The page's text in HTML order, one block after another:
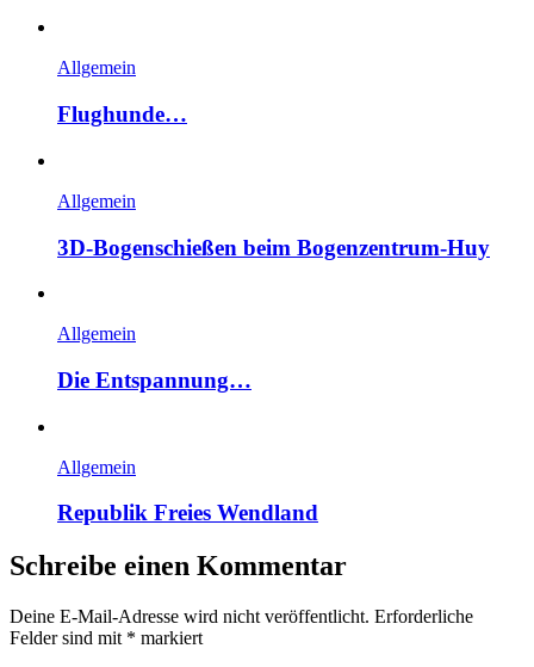
Allgemein
Flughunde…
Allgemein
3D-Bogenschießen beim Bogenzentrum-Huy
Allgemein
Die Entspannung…
Allgemein
Republik Freies Wendland
Schreibe einen Kommentar
Deine E-Mail-Adresse wird nicht veröffentlicht. Erforderliche
Felder sind mit * markiert